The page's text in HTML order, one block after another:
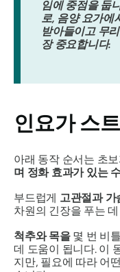
임에 중점을 둡
로, 음양 요가에
받아들이고 무
장 중요합니다.
인요가 스
아래 동작 순서는 초
며 정화 효과가 있는
부드럽게 고관절과
차원의 긴장을 푸는
척추와 목을몇 번 비
데 도움이 됩니다. 이
지만, 필요에 따라 어